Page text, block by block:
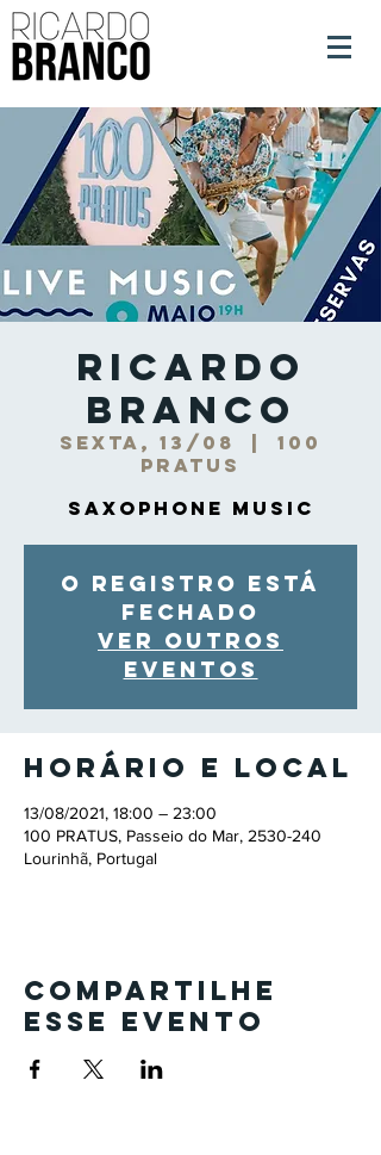
Ricardo
Branco
sexta, 13/08
100
PRATUS
Saxophone Music
O registro está
fechado
Ver outros
eventos
Horário e local
13/08/2021, 18:00 – 23:00
100 PRATUS, Passeio do Mar, 2530-240
Lourinhã, Portugal
Compartilhe
esse evento